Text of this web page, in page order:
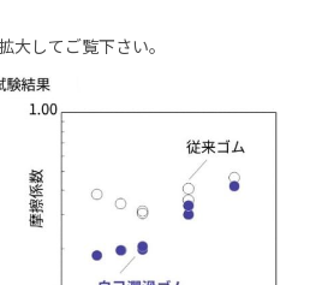
大してご覧下さい。